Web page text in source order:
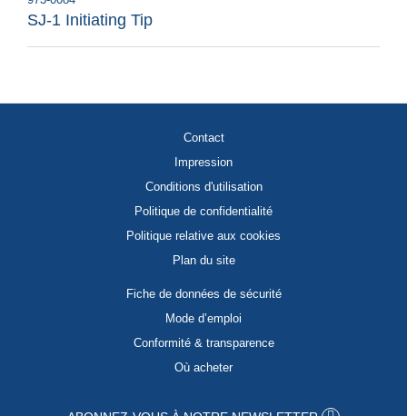
SJ-1 Initiating Tip
Contact
Impression
Conditions d'utilisation
Politique de confidentialité
Politique relative aux cookies
Plan du site
Fiche de données de sécurité
Mode d’emploi
Conformité & transparence
Où acheter